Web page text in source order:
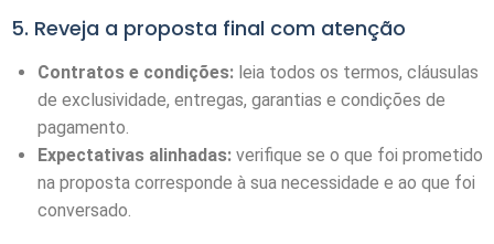
5. Reveja a proposta final com atenção
Contratos e condições: leia todos os termos, cláusulas
de exclusividade, entregas, garantias e condições de
pagamento.
Expectativas alinhadas: verifique se o que foi prometido
na proposta corresponde à sua necessidade e ao que foi
conversado.